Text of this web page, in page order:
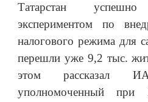
Татарстан
экспериментом по
налогового режима для
перешли уже 9,2 тыс.
этом рассказал
уполномоченный